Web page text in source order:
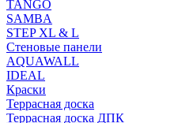
TANGO
SAMBA
STEP XL & L
Стеновые панели
AQUAWALL
IDEAL
Краски
Террасная доска
Террасная доска ДПК